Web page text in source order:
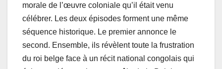
morale de l’œuvre coloniale qu’il était venu
célébrer. Les deux épisodes forment une même
séquence historique. Le premier annonce le
second. Ensemble, ils révèlent toute la frustration
du roi belge face à un récit national congolais qui